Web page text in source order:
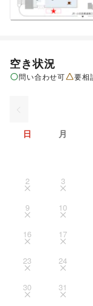
空き状況
問い合わせ可 要相
日 月
2 3
9 10
16 17
23 24
30 31